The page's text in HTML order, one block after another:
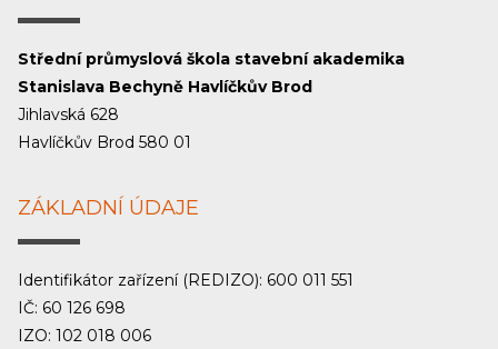
Střední průmyslová škola stavební akademika
Stanislava Bechyně Havlíčkův Brod
Jihlavská 628
Havlíčkův Brod 580 01
ZÁKLADNÍ ÚDAJE
Identifikátor zařízení (REDIZO): 600 011 551
IČ: 60 126 698
IZO: 102 018 006